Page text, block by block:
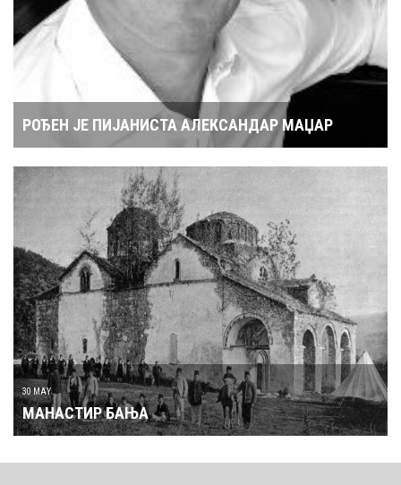
РОЂЕН ЈЕ ПИЈАНИСТА АЛЕКСАНДАР МАЏАР
30 MAY
МАНАСТИР БАЊА